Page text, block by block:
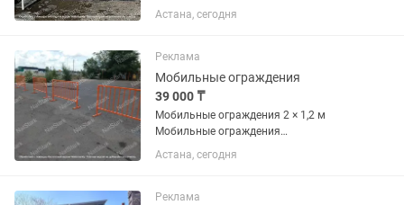
футбольные ворота предназначены
для использования на спортивных
территориях. Подходят для...
Астана, сегодня
Реклама
Мобильные ограждения
39 000 ₸
Мобильные ограждения 2 × 1,2 м
Мобильные ограждения
предназначены для временного
ограничения и зонирования
строительных площадках, при
Астана, сегодня
Реклама